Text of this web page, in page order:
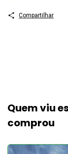
Compartilhar
Quem viu
comprou